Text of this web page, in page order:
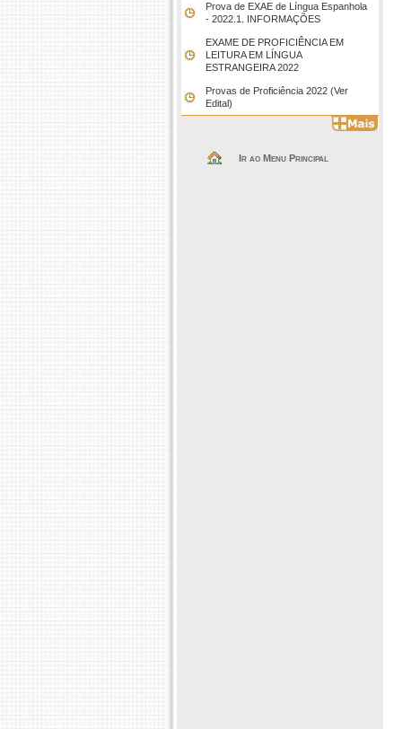
Prova de EXAE de Língua Espanhola
- 2022.1. INFORMAÇÕES
EXAME DE PROFICIÊNCIA EM
LEITURA EM LÍNGUA
ESTRANGEIRA 2022
Provas de Proficiência 2022 (Ver
Edital)
Ir ao Menu Principal